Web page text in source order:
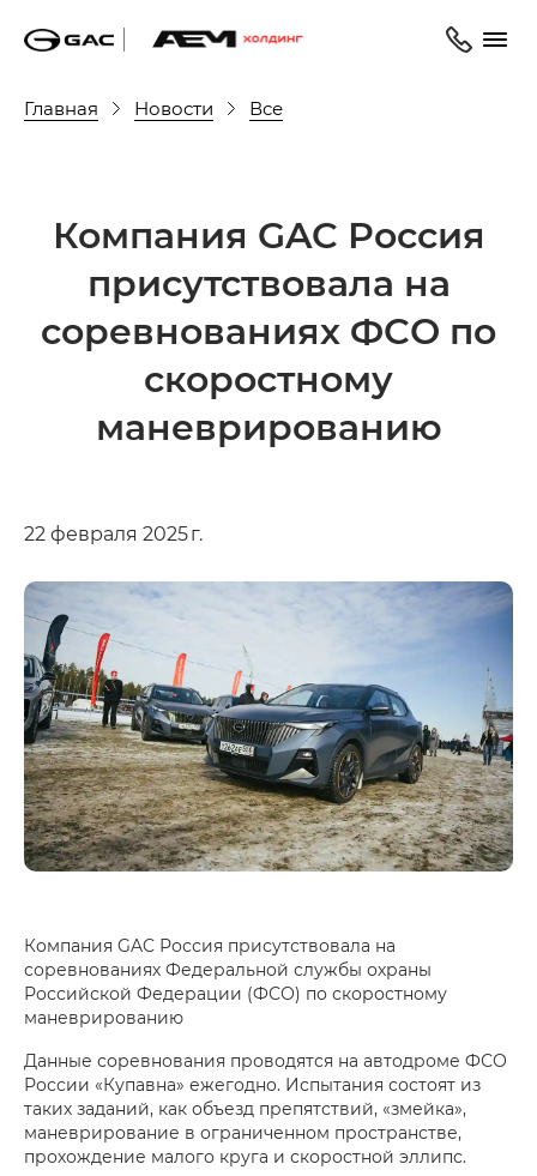
Главная Новости Все
Компания GAC Россия
присутствовала на
соревнованиях ФСО по
скоростному
маневрированию
22 февраля 2025 г.
Компания GAC Россия присутствовала на
соревнованиях Федеральной службы охраны
Российской Федерации (ФСО) по скоростному
маневрированию
Данные соревнования проводятся на автодроме ФСО
России «Купавна» ежегодно. Испытания состоят из
таких заданий, как объезд препятствий, «змейка»,
маневрирование в ограниченном пространстве,
прохождение малого круга и скоростной эллипс.